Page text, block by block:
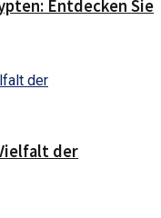
Entdecken Sie
der